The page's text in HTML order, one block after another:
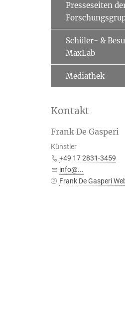
Presseseiten
Schüler- &
MaxLab
Mediathek
Kontakt
Frank De Gasperi
Künstler
+49 17 2831-3459
info@...
Frank De Gasperi